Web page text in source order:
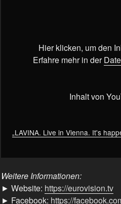
happening
selected
song
#Eurovision“
von
Hier klicken, um den
Erfahre mehr in der
Inhalt von
„LAVINA. Live in Vienna. It's
Weitere Informationen:
► Website: https://eurovision.tv
► Facebook: https://